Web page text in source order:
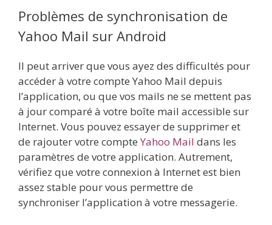
Problèmes de synchronisation de
Yahoo Mail sur Android
Il peut arriver que vous ayez des difficultés pour
accéder à votre compte Yahoo Mail depuis
l’application, ou que vos mails ne se mettent pas
à jour comparé à votre boîte mail accessible sur
Internet. Vous pouvez essayer de supprimer et
de rajouter votre compte Yahoo Mail dans les
paramètres de votre application. Autrement,
vérifiez que votre connexion à Internet est bien
assez stable pour vous permettre de
synchroniser l’application à votre messagerie.